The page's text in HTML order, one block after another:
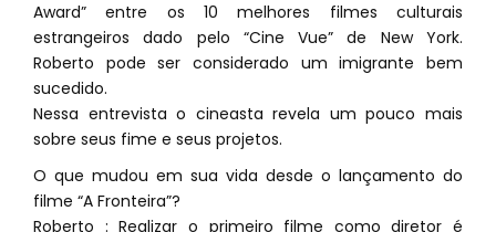
Award” entre os 10 melhores filmes culturais
estrangeiros dado pelo “Cine Vue” de New York.
Roberto pode ser considerado um imigrante bem
sucedido.
Nessa entrevista o cineasta revela um pouco mais
sobre seus fime e seus projetos.
O que mudou em sua vida desde o lançamento do
filme “A Fronteira”?
Roberto : Realizar o primeiro filme como diretor é